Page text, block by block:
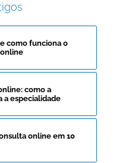
como funciona o
como a
a especialidade
online em 10